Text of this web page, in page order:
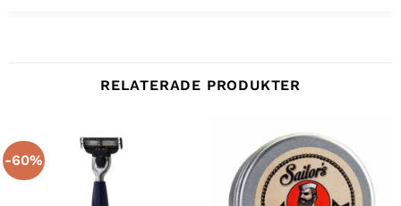
RELATERADE PRODUKTER
-60%